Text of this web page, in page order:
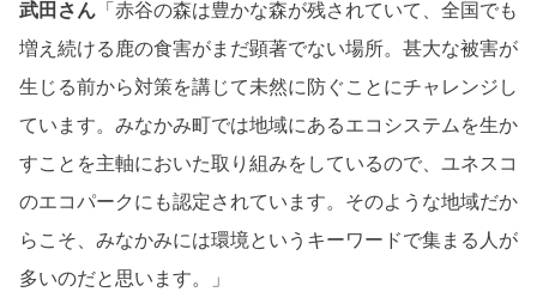
武田さん 「赤谷の森は豊かな森が残されていて、全国でも
増え続ける鹿の食害がまだ顕著でない場所。甚大な被害が
生じる前から対策を講じて未然に防ぐことにチャレンジし
ています。みなかみ町では地域にあるエコシステムを生か
すことを主軸においた取り組みをしているので、ユネスコ
のエコパークにも認定されています。そのような地域だか
らこそ、みなかみには環境というキーワードで集まる人が
多いのだと思います。」